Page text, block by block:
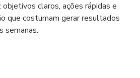
claros, ações rápidas e
que costumam gerar resultados
semanas.